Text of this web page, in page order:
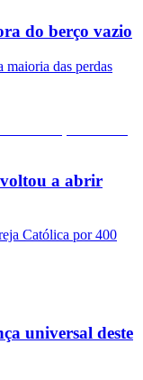
do berço vazio
maioria das perdas
voltou a abrir
Católica por 400
universal deste